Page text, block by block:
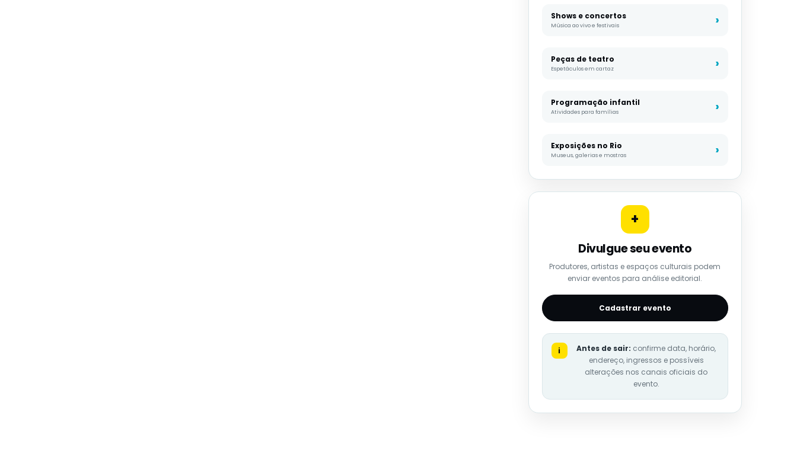
Shows e concertos
Música ao vivo e festivais
Peças de teatro
Espetáculos em cartaz
Programação infantil
Atividades para famílias
Exposições no Rio
Museus, galerias e mostras
+
Divulgue seu evento
Produtores, artistas e espaços culturais podem
enviar eventos para análise editorial.
Cadastrar evento
i Antes de sair: confirme data, horário,
endereço, ingressos e possíveis
alterações nos canais oficiais do
evento.